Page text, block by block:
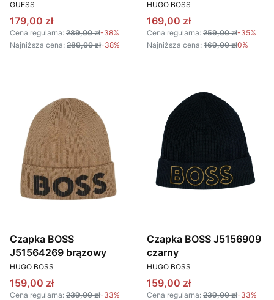
czarny
GUESS
Cena promocyjna
179,00 zł
Cena regularna: 289,00 zł-38%
Najniższa cena: 289,00 zł-38%
HUGO BOSS
Cena promocyjna
169,00 zł
Cena regularna: 259,00 zł-35%
Najniższa cena: 169,00 zł0%
Czapka BOSS
J51564269 brązowy
PRODUCENT
HUGO BOSS
Cena promocyjna
159,00 zł
Cena regularna: 239,00 zł-33%
Czapka BOSS J5156909
czarny
PRODUCENT
HUGO BOSS
Cena promocyjna
159,00 zł
Cena regularna: 239,00 zł-33%